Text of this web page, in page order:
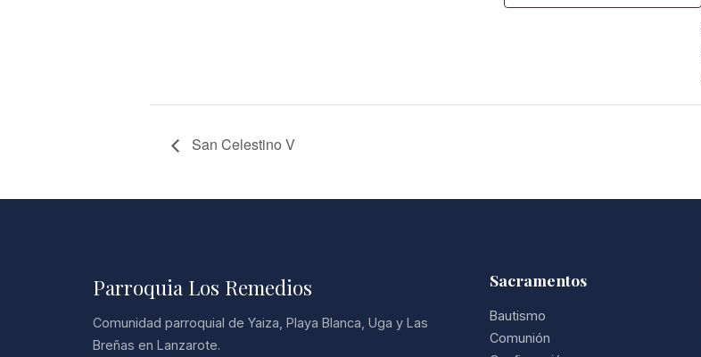
San Celestino V
Parroquia Los Remedios
Comunidad parroquial de Yaiza, Playa Blanca, Uga y Las
Breñas en Lanzarote.
Sacramentos
Bautismo
Comunión